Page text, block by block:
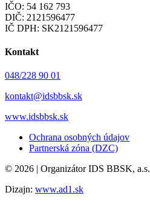
IČO: 54 162 793
DIČ: 2121596477
IČ DPH: SK2121596477
Kontakt
048/228 90 01
kontakt@idsbbsk.sk
www.idsbbsk.sk
Ochrana osobných údajov
Partnerská zóna (DZC)
© 2026 | Organizátor IDS BBSK, a.s.
Dizajn: www.ad1.sk